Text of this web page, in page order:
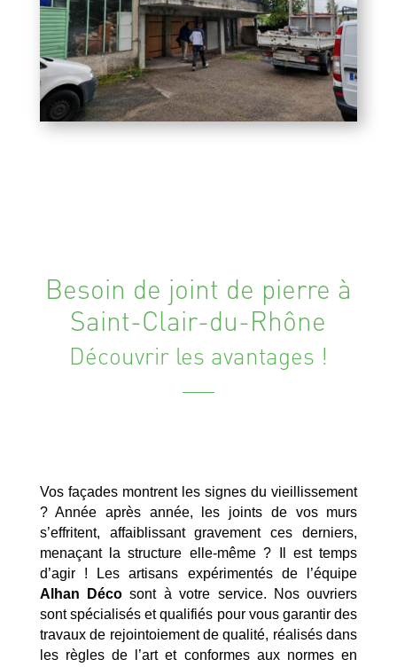
Besoin de joint de pierre à
Saint-Clair-du-Rhône
Découvrir les avantages !
Vos façades montrent les signes du vieillissement
? Année après année, les joints de vos murs
s’effritent, affaiblissant gravement ces derniers,
menaçant la structure elle-même ? Il est temps
d’agir ! Les artisans expérimentés de l’équipe
Alhan Déco sont à votre service. Nos ouvriers
sont spécialisés et qualifiés pour vous garantir des
travaux de rejointoiement de qualité, réalisés dans
les règles de l’art et conformes aux normes en